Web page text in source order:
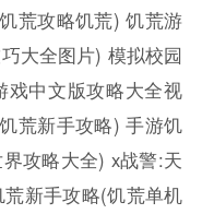
荒攻略饥荒) 饥荒游
大全图片) 模拟校园
戏中文版攻略大全视
荒新手攻略) 手游饥
攻略大全) x战警:天
荒新手攻略(饥荒单机